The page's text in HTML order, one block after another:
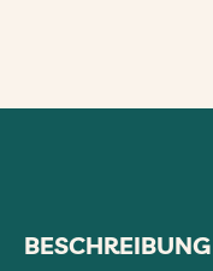
BESCHREIBUNG